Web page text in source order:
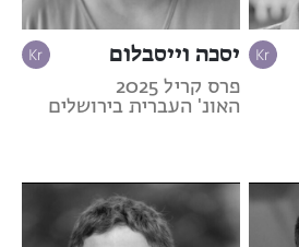
יסכה וייסבלום
פרס קריל 2025
האונ' העברית בירושלים